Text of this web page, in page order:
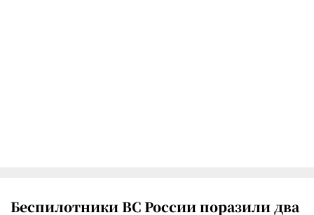
Беспилотники ВС России поразили два